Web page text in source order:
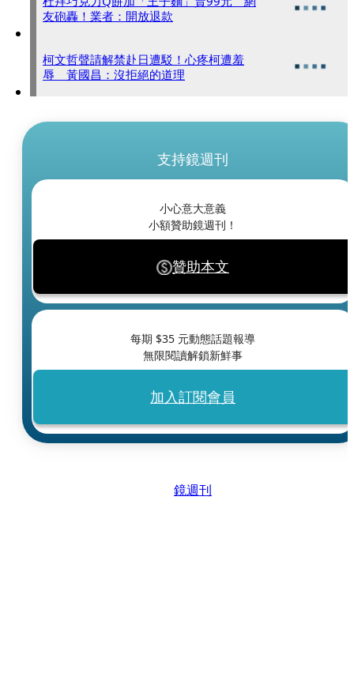
友砲轟！業者：開放退款
柯文哲聲請解禁赴日遭駁！心疼柯遭羞
辱 黃國昌：沒拒絕的道理
支持鏡週刊
小心意大意義
小額贊助鏡週刊！
贊助本文
每期 $35 元動態話題報導
無限閱讀解鎖新鮮事
加入訂閱會員
鏡週刊